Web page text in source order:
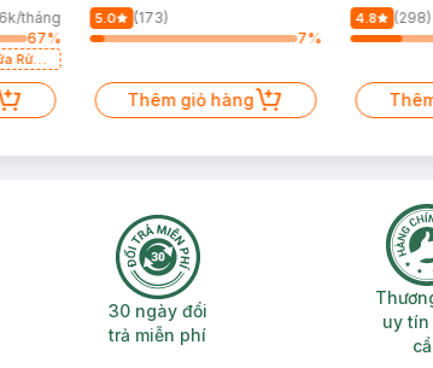
tháng
67%
Rửa
150ml
5.0
(173)
7%
Thêm giỏ hàng
4.8 (298)
phí 2H 30 ngày đổi trả miễn phí
30 ngày đổi
trả miễn phí
uy